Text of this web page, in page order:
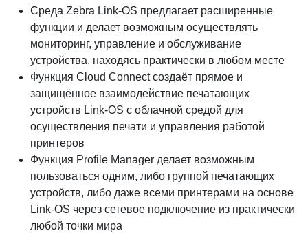
Среда Zebra Link-OS предлагает расширенные
функции и делает возможным осуществлять
мониторинг, управление и обслуживание
устройства, находясь практически в любом месте
Функция Cloud Connect создаёт прямое и
защищённое взаимодействие печатающих
устройств Link-OS с облачной средой для
осуществления печати и управления работой
принтеров
Функция Profile Manager делает возможным
пользоваться одним, либо группой печатающих
устройств, либо даже всеми принтерами на основе
Link-OS через сетевое подключение из практически
любой точки мира